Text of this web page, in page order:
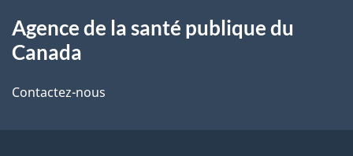
i
s
propos
ce
Agence de la santé publique du
Canada
Contactez-nous